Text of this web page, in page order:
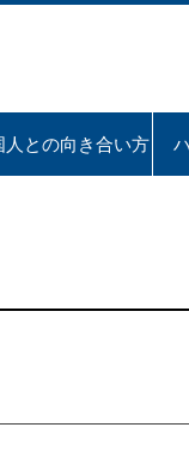
人との向き合い方